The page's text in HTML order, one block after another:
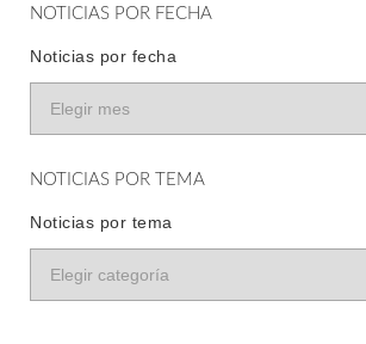
NOTICIAS POR FECHA
Noticias por fecha
NOTICIAS POR TEMA
Noticias por tema